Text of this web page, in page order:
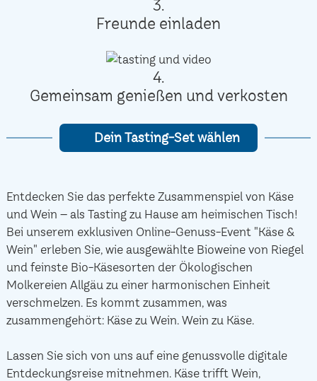
3.
Freunde einladen
4.
Gemeinsam genießen und verkosten
Dein Tasting-Set wählen
Entdecken Sie das perfekte Zusammenspiel von Käse
und Wein – als Tasting zu Hause am heimischen Tisch!
Bei unserem exklusiven Online-Genuss-Event "Käse &
Wein" erleben Sie, wie ausgewählte Bioweine von Riegel
und feinste Bio-Käsesorten der Ökologischen
Molkereien Allgäu zu einer harmonischen Einheit
verschmelzen. Es kommt zusammen, was
zusammengehört: Käse zu Wein. Wein zu Käse.
Lassen Sie sich von uns auf eine genussvolle digitale
Entdeckungsreise mitnehmen. Käse trifft Wein,